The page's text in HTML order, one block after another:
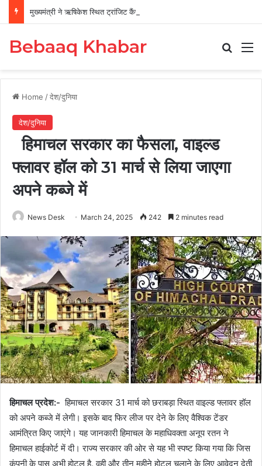
मुख्यमंत्री ने ऋषिकेश स्थित ट्रांजिट कैंप का किया औचक निरीक्षण
Bebaaq Khabar
Home /देश/दुनिया
देश/दुनिया
हिमाचल सरकार का फैसला, वाइल्ड
फ्लावर हॉल को 31 मार्च से लिया जाएगा
अपने कब्जे में
News Desk March 24, 2025 242 2 minutes read
हिमाचल प्रदेश:- हिमाचल सरकार 31 मार्च को छराबड़ा स्थित वाइल्ड फ्लावर हॉल
को अपने कब्जे में लेगी। इसके बाद फिर लीज पर देने के लिए वैश्विक टेंडर
आमंत्रित किए जाएंगे। यह जानकारी हिमाचल के महाधिवक्ता अनूप रतन ने
हिमाचल हाईकोर्ट में दी। राज्य सरकार की ओर से यह भी स्पष्ट किया गया कि जिस
कंपनी के पास अभी होटल है, वही और तीन महीने होटल चलाने के लिए आवेदन देती